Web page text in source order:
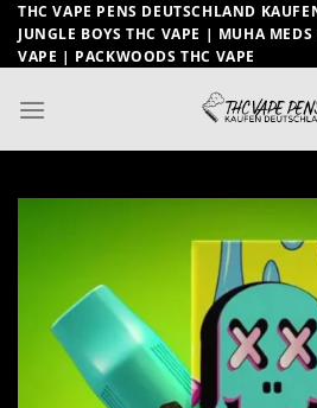
Zum
Inhalt
springen
THC VAPE PENS DEUTSCHLAND
JUNGLE BOYS THC VAPE | MUHA
VAPE | PACKWOODS THC VAPE